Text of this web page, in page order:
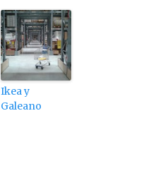
Ikea y
Galeano